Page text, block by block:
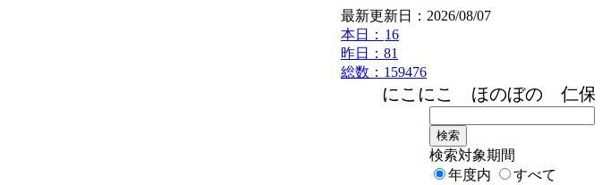
最新更新日：2026/08/07
本日： 16
昨日：81
総数：159476
にこにこ ほのぼの 仁保小学
検索対象期間
年度内
すべて